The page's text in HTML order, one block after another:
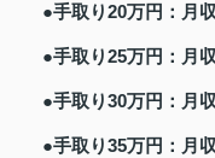
●手取り20万円：月
●手取り25万円：月
●手取り30万円：月
●手取り35万円：月